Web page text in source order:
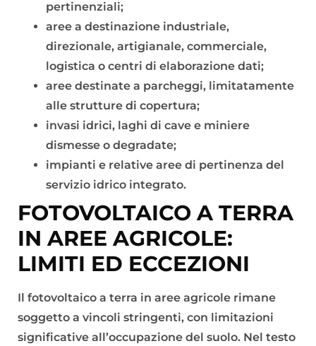
pertinenziali;
aree a destinazione industriale,
direzionale, artigianale, commerciale,
logistica o centri di elaborazione dati;
aree destinate a parcheggi, limitatamente
alle strutture di copertura;
invasi idrici, laghi di cave e miniere
dismesse o degradate;
impianti e relative aree di pertinenza del
servizio idrico integrato.
FOTOVOLTAICO A TERRA
IN AREE AGRICOLE:
LIMITI ED ECCEZIONI
Il fotovoltaico a terra in aree agricole rimane
soggetto a vincoli stringenti, con limitazioni
significative all’occupazione del suolo. Nel testo